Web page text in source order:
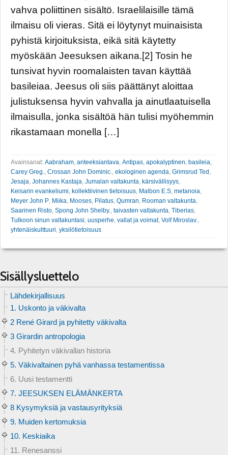
vahva poliittinen sisältö. Israelilaisille tämä
ilmaisu oli vieras. Sitä ei löytynyt muinaisista
pyhistä kirjoituksista, eikä sitä käytetty
myöskään Jeesuksen aikana.[2] Tosin he
tunsivat hyvin roomalaisten tavan käyttää
basileiaa. Jeesus oli siis päättänyt aloittaa
julistuksensa hyvin vahvalla ja ainutlaatuisella
ilmaisulla, jonka sisältöä hän tulisi myöhemmin
rikastamaan monella […]
Avainsanat: Aabraham anteeksiantava Antipas apokalyptinen basileia
Carey Greg.
Crossan John Dominic. ekologinen agenda Grimsrud Ted
Jesaja Johannes Kastaja Jumalan valtakunta kärsivällisyys
Keisarin evankeliumi kollektiivinen tietoisuus Malbon E.S metanoia
Meyer John P Miika Mooses Pilatus Qumran Rooman valtakunta
Saarinen Risto Spong John Shelby. taivasten valtakunta Tiberias
Tulkoon sinun valtakuntasi uusperhe vallat ja voimat, Volf Miroslav.
yhtenäiskulttuuri yksilötietoisuus
Sisällysluettelo
Lähdekirjallisuus
1. Uskonto ja väkivalta
2 René Girard ja pyhitetty väkivalta
3 Girardin antropologia
4. Pyhitetyn väkivallan historia
5. Väkivaltainen pyhä vanhassa testamentissa
6. Uusi testamentti
7. JEESUKSEN ELÄMÄNKERTA
8 Kysymyksiä ja vastausyrityksiä
9. Muiden kertomuksia
10. Keskiaika
11. Renesanssi